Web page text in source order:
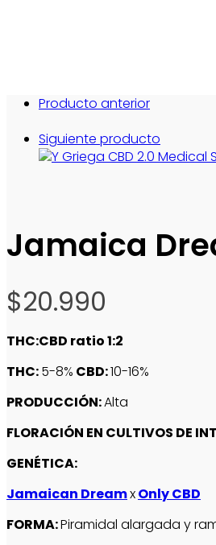
Producto anterior
Siguiente producto
Jamaica
$20.990
THC:CBD ratio 1:2
THC:5-8% CBD:10-16%
PRODUCCIÓN:Alta
FLORACIÓN EN CULTIVOS DE
GENÉTICA:
Jamaican DreamxOnly CBD
FORMA:Piramidal alargada y